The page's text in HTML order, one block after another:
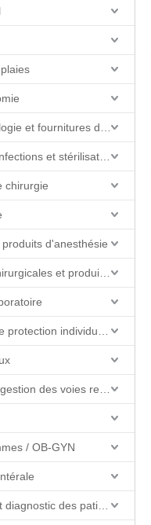
chirurgie
d'anesthésie
/ OB-GYN